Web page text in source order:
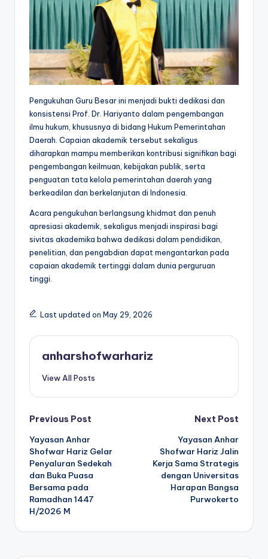
Pengukuhan Guru Besar ini menjadi bukti dedikasi dan
konsistensi Prof. Dr. Hariyanto dalam pengembangan
ilmu hukum, khususnya di bidang Hukum Pemerintahan
Daerah. Capaian akademik tersebut sekaligus
diharapkan mampu memberikan kontribusi signifikan bagi
pengembangan keilmuan, kebijakan publik, serta
penguatan tata kelola pemerintahan daerah yang
berkeadilan dan berkelanjutan di Indonesia.
Acara pengukuhan berlangsung khidmat dan penuh
apresiasi akademik, sekaligus menjadi inspirasi bagi
sivitas akademika bahwa dedikasi dalam pendidikan,
penelitian, dan pengabdian dapat mengantarkan pada
capaian akademik tertinggi dalam dunia perguruan
tinggi.
Last updated on May 29, 2026
anharshofwarhariz
View All Posts
Post
navigation
Previous Post
Yayasan Anhar
Shofwar Hariz Gelar
Penyaluran Sedekah
dan Buka Puasa
Bersama pada
Ramadhan 1447
H/2026 M
Next Post
Yayasan Anhar
Shofwar Hariz Jalin
Kerja Sama Strategis
dengan Universitas
Harapan Bangsa
Purwokerto